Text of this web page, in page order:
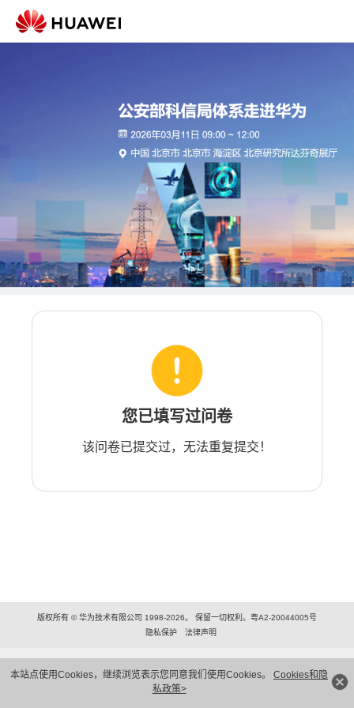
本站点使用Cookies，继续浏览表示您同意我们使用Cookies。 Cookies和隐
私政策>
您已填写过问卷
该问卷已提交过，无法重复提交！
版权所有 © 华为技术有限公司 1998-2026。 保留一切权利。粤A2-20044005号
隐私保护
法律声明